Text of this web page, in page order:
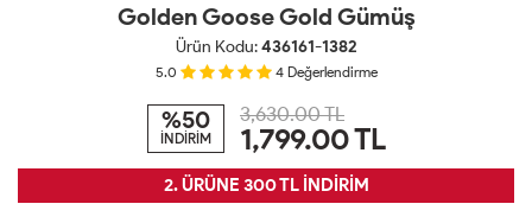
Golden Goose Gold Gümüş
Ürün Kodu:436161-1382
5.0 4 Değerlendirme
%50
İNDİRİM
3,630.00 TL
1,799.00TL
2. ÜRÜNE 300 TL İNDİRİM